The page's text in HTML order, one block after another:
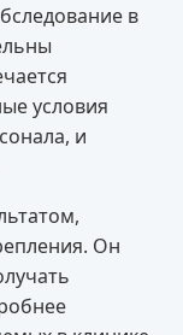
в
условия
и
Он